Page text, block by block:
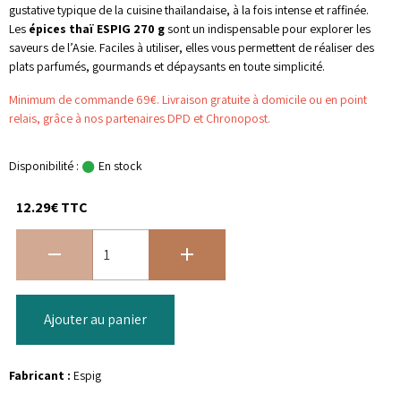
gustative typique de la cuisine thaïlandaise, à la fois intense et raffinée.
Les épices thaï ESPIG 270 gsont un indispensable pour explorer les
saveurs de l’Asie. Faciles à utiliser, elles vous permettent de réaliser des
plats parfumés, gourmands et dépaysants en toute simplicité.
Minimum de commande 69€. Livraison gratuite à domicile ou en point
relais, grâce à nos partenaires DPD et Chronopost.
Disponibilité : En stock
12.29€ TTC
Ajouter au panier
Fabricant : Espig